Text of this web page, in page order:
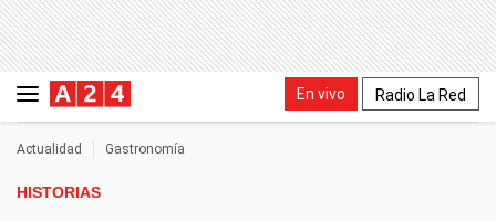
En vivo Radio La Red
Actualidad Gastronomía
HISTORIAS